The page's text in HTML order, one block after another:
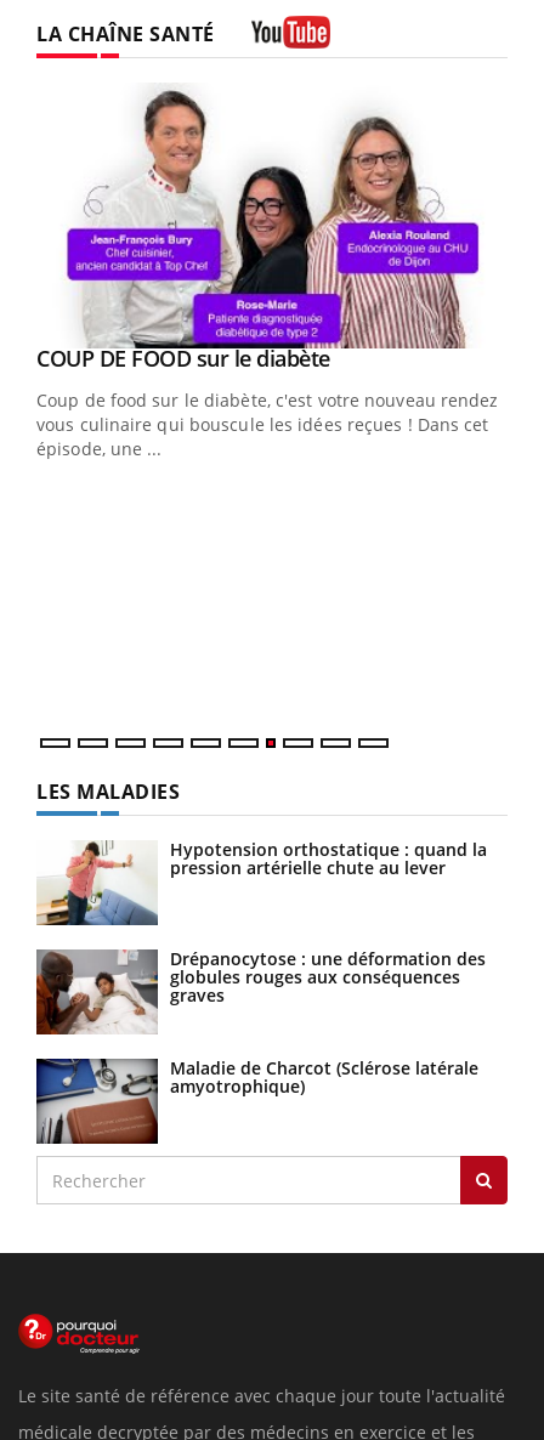
LA CHAÎNE SANTÉ
Youtube
COUP DE FOOD sur le diabèteYoutube
Coup de food sur le diabète, c'est votre nouveau rendez-
vous culinaire qui bouscule les idées reçues ! Dans cet
épisode, une ...
LES MALADIES
Hypotension orthostatique : quand la
pression artérielle chute au lever
Drépanocytose : une déformation des
globules rouges aux conséquences
graves
Maladie de Charcot (Sclérose latérale
amyotrophique)
Le site santé de référence avec chaque jour toute l'actualité
médicale decryptée par des médecins en exercice et les